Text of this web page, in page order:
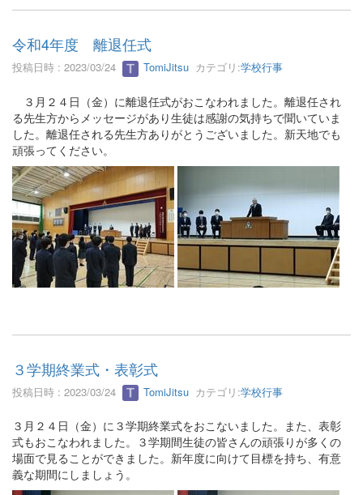
令和4年度 離退任式
投稿日時 : 2023/03/24 TomiJitsu カテゴリ:学校行事
３月２４日（金）に離退任式がおこなわれました。離退任され
る先生方からメッセージがあり生徒は感謝の気持ちで聞いていま
した。離退任される先生方ありがとうございました。新天地でも
頑張ってください。
３学期終業式・表彰式
投稿日時 : 2023/03/24 TomiJitsu カテゴリ:学校行事
３月２４日（金）に３学期終業式をおこないました。また、表彰
式もおこなわれました。３学期間生徒の皆さんの頑張りが多くの
場面で見ることができました。新年度に向けて目標を持ち、有意
義な期間にしましょう。